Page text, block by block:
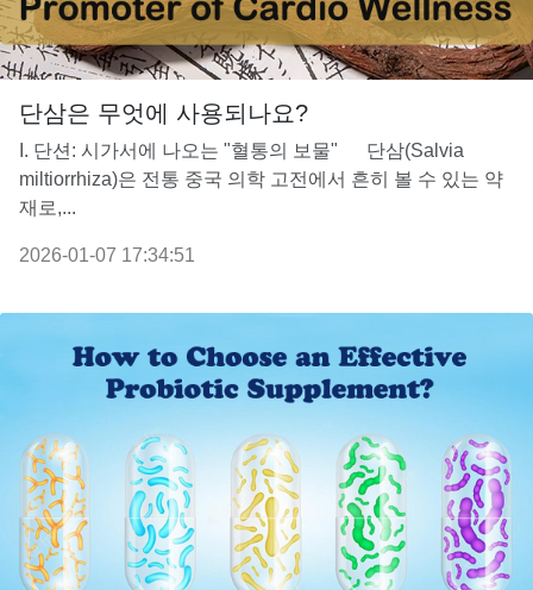
단삼은 무엇에 사용되나요?
I. 단션: 시가서에 나오는 "혈통의 보물" 단삼(Salvia
miltiorrhiza)은 전통 중국 의학 고전에서 흔히 볼 수 있는 약
재로,...
2026-01-07 17:34:51